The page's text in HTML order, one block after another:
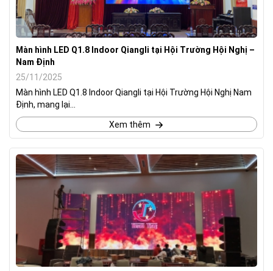
Màn hình LED Q1.8 Indoor Qiangli tại Hội Trường Hội Nghị –
Nam Định
25/11/2025
Màn hình LED Q1.8 Indoor Qiangli tại Hội Trường Hội Nghị Nam
Định, mang lại...
Xem thêm